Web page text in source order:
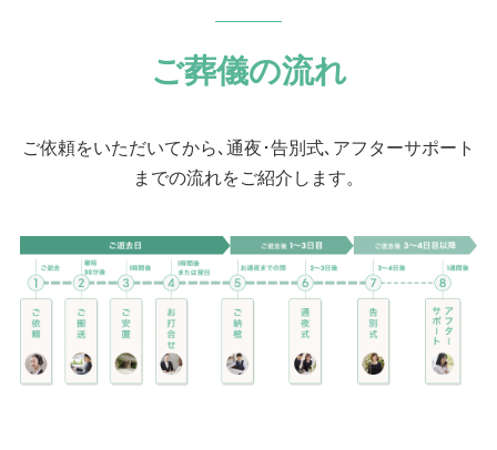
禍の面会制限でなかなか会うことは出来なかっ
たけれど、やれることは全てやり尽くしまし
た」と喪主を務めるご次女様はおっしゃいまし
ご葬儀の流れ
ご依頼をいただいてから､通夜･告別式､アフターサポート
までの流れをご紹介します。